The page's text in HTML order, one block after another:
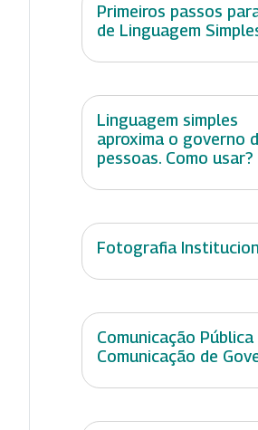
Primeiros passos
de Linguagem
Linguagem simples
aproxima o governo
pessoas. Como usar?
Fotografia
Comunicação Pública
Comunicação de